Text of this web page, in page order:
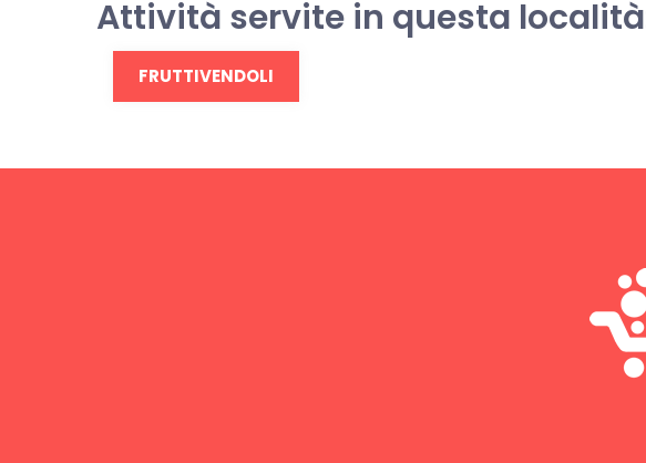
Attività servite in questa
FRUTTIVENDOLI